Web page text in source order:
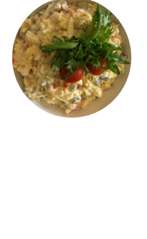
Sisaldab:
kartul,
kanamuna, kurk,
marineeritud
kurk, porgand,
majonees ,
hapukoor,sinep,
sool, pipar.
Laktoos